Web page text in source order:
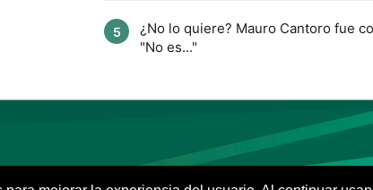
5
¿No lo quiere? Mauro Cantoro fue
"No es..."